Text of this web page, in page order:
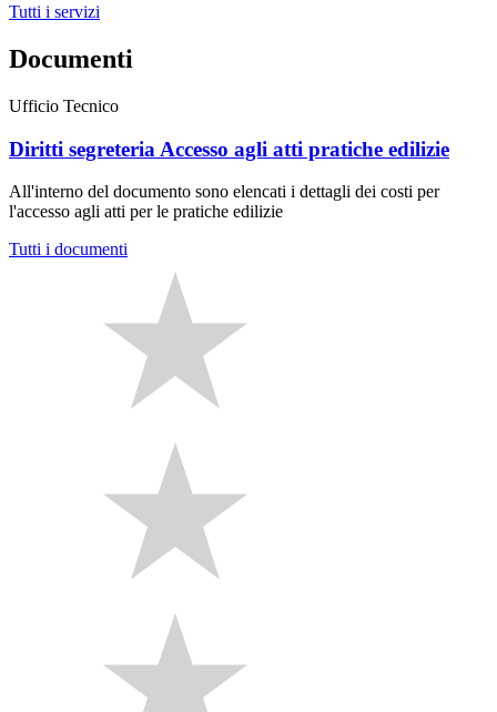
Tutti i servizi
Documenti
Ufficio Tecnico
Diritti segreteria Accesso agli atti pratiche edilizie
All'interno del documento sono elencati i dettagli dei costi per
l'accesso agli atti per le pratiche edilizie
Tutti i documenti